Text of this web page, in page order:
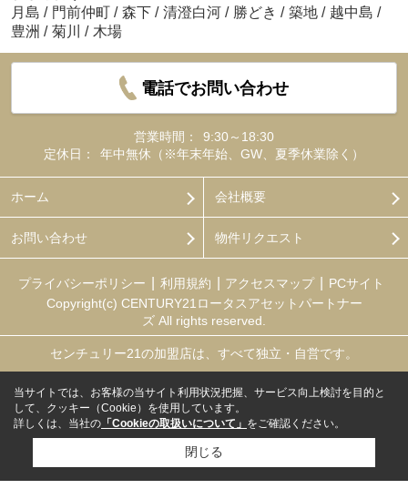
月島 / 門前仲町 / 森下 / 清澄白河 / 勝どき / 築地 / 越中島 /
豊洲 / 菊川 / 木場
電話でお問い合わせ
営業時間：
9:30～18:30
定休日：
年中無休（※年末年始、GW、夏季休業除く）
ホーム 会社概要
お問い合わせ 物件リクエスト
プライバシーポリシー 利用規約 アクセスマップ
PCサイト
Copyright(c) CENTURY21ロータスアセットパートナー
ズ All rights reserved.
センチュリー21の加盟店は、すべて独立・自営です。
当サイトでは、お客様の当サイト利用状況把握、サービス向上検討を目的と
して、クッキー（Cookie）を使用しています。
詳しくは、当社の 「Cookieの取扱いについて」 をご確認ください。
閉じる